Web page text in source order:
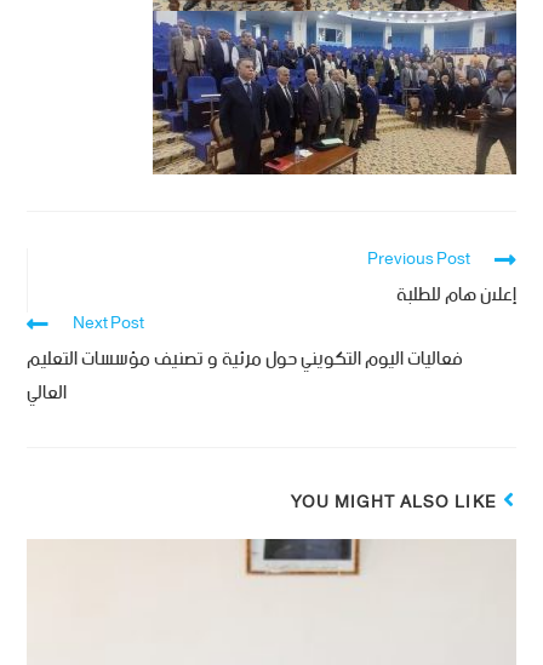
Previous Post
إعلان هام للطلبة
Next Post
فعاليات اليوم التكويني حول مرئية و تصنيف مؤسسات التعليم
العالي
YOU MIGHT ALSO LIKE